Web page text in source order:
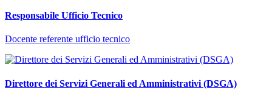
Responsabile Ufficio Tecnico
Docente referente ufficio tecnico
Direttore dei Servizi Generali ed Amministrativi (DSGA)